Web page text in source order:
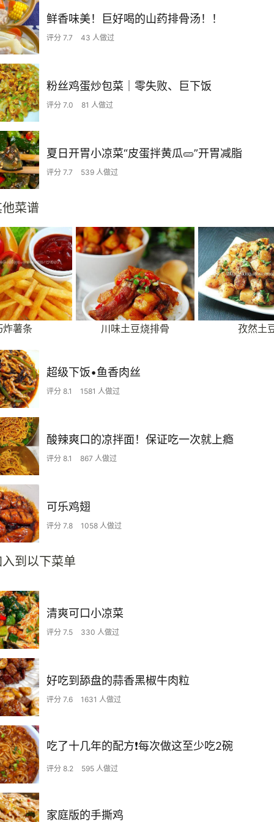
鲜香味美！巨好喝的山药排骨汤！！
评分 7.7 43 人做过
粉丝鸡蛋炒包菜｜零失败、巨下饭
评分 7.0 81 人做过
夏日开胃小凉菜“皮蛋拌黄瓜🥒”开胃减脂
评分 7.7 539 人做过
菜谱
炸薯条 川味土豆烧排骨 孜然土
超级下饭•鱼香肉丝
评分 8.1 1581 人做过
酸辣爽口的凉拌面！保证吃一次就上瘾
评分 8.1 867 人做过
可乐鸡翅
评分 7.8 1058 人做过
到以下菜单
清爽可口小凉菜
评分 7.5 330 人做过
好吃到舔盘的蒜香黑椒牛肉粒
评分 7.6 1631 人做过
吃了十几年的配方❗️每次做这至少吃2碗
评分 8.2 595 人做过
家庭版的手撕鸡